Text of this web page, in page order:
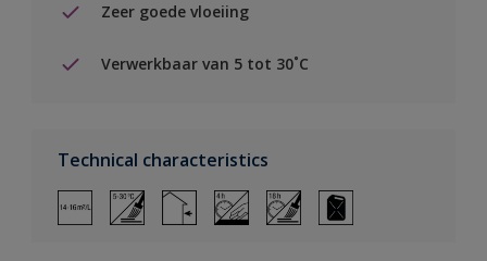
Zeer goede vloeiing
Verwerkbaar van 5 tot 30˚C
Technical characteristics